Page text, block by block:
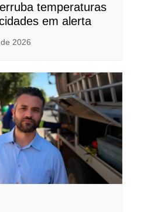
temperaturas
em alerta
2026